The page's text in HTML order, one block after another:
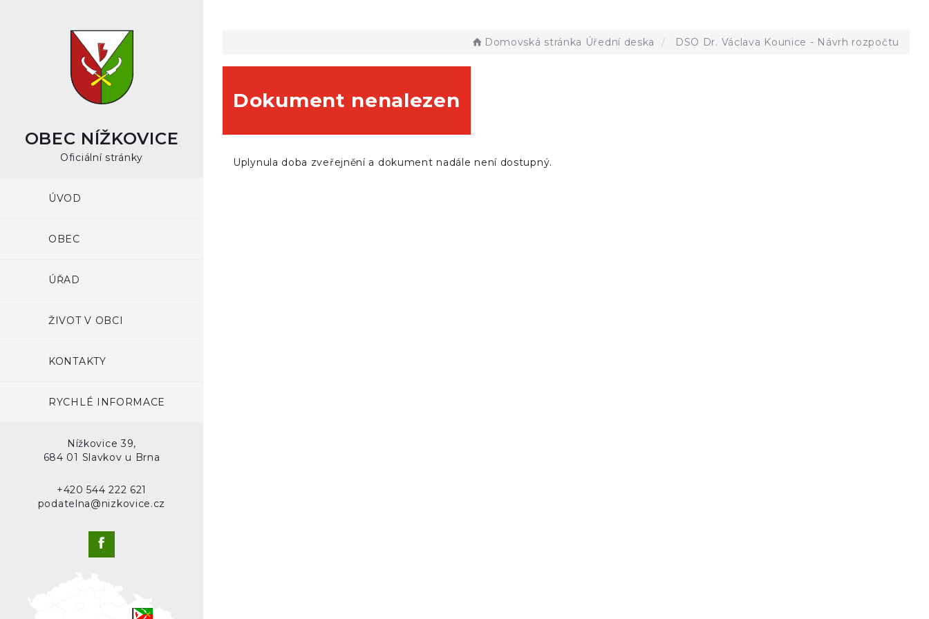
OBEC NÍŽKOVICE
Oficiální stránky
ÚVOD
OBEC
ÚŘAD
ŽIVOT V OBCI
KONTAKTY
RYCHLÉ INFORMACE
Nížkovice 39,
684 01 Slavkov u Brna
+420 544 222 621
podatelna@nizkovice.cz
Domovská stránka Úřední deska DSO Dr. Václava Kounice - Návrh rozpočtu
Dokument nenalezen
Uplynula doba zveřejnění a dokument nadále není dostupný.